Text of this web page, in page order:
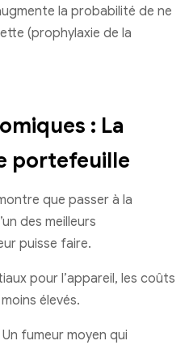
la probabilité de ne
(prophylaxie de la
: La
portefeuille
que passer à la
des meilleurs
puisse faire.
pour l’appareil, les coûts
élevés.
Un fumeur moyen qui